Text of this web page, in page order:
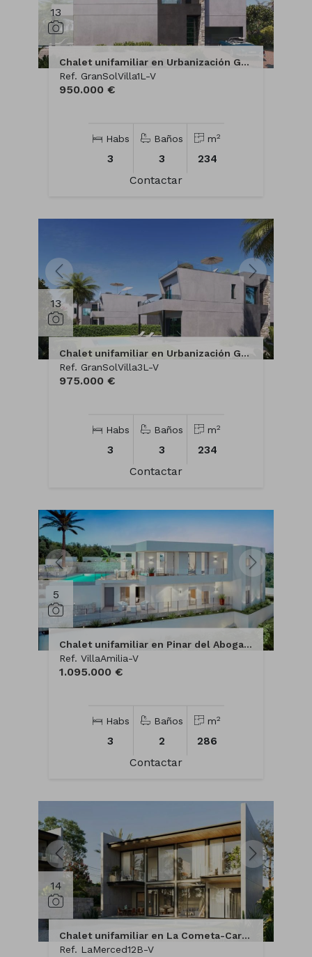
13
Chalet unifamiliar en Urbanización Gran Sol
Ref. GranSolVilla1L-V
950.000 €
Habs
3
Baños
3
m2
234
Contactar
13
Chalet unifamiliar en Urbanización Gran Sol
Ref. GranSolVilla3L-V
975.000 €
Habs
3
Baños
3
m2
234
Contactar
5
Chalet unifamiliar en Pinar del Abogat-Cometa
Ref. VillaAmilia-V
1.095.000 €
Habs
3
Baños
2
m2
286
Contactar
14
Chalet unifamiliar en La Cometa-Carrió Park
Ref. LaMerced12B-V